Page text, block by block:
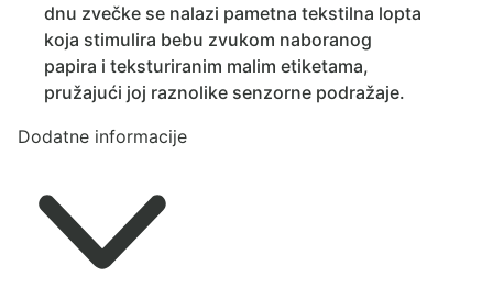
dnu zvečke se nalazi pametna tekstilna lopta
koja stimulira bebu zvukom naboranog
papira i teksturiranim malim etiketama,
pružajući joj raznolike senzorne podražaje.
Dodatne informacije